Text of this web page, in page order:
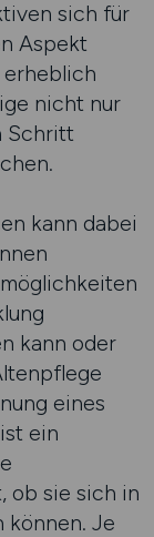
sich für
Aspekt
nicht nur
Schritt
kann dabei
kann oder
eines
ein
ob sie sich in
können. Je